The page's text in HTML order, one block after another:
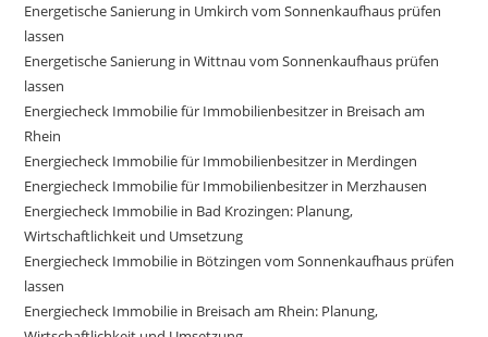
Energetische Sanierung in Umkirch vom Sonnenkaufhaus prüfen
lassen
Energetische Sanierung in Wittnau vom Sonnenkaufhaus prüfen
lassen
Energiecheck Immobilie für Immobilienbesitzer in Breisach am
Rhein
Energiecheck Immobilie für Immobilienbesitzer in Merdingen
Energiecheck Immobilie für Immobilienbesitzer in Merzhausen
Energiecheck Immobilie in Bad Krozingen: Planung,
Wirtschaftlichkeit und Umsetzung
Energiecheck Immobilie in Bötzingen vom Sonnenkaufhaus prüfen
lassen
Energiecheck Immobilie in Breisach am Rhein: Planung,